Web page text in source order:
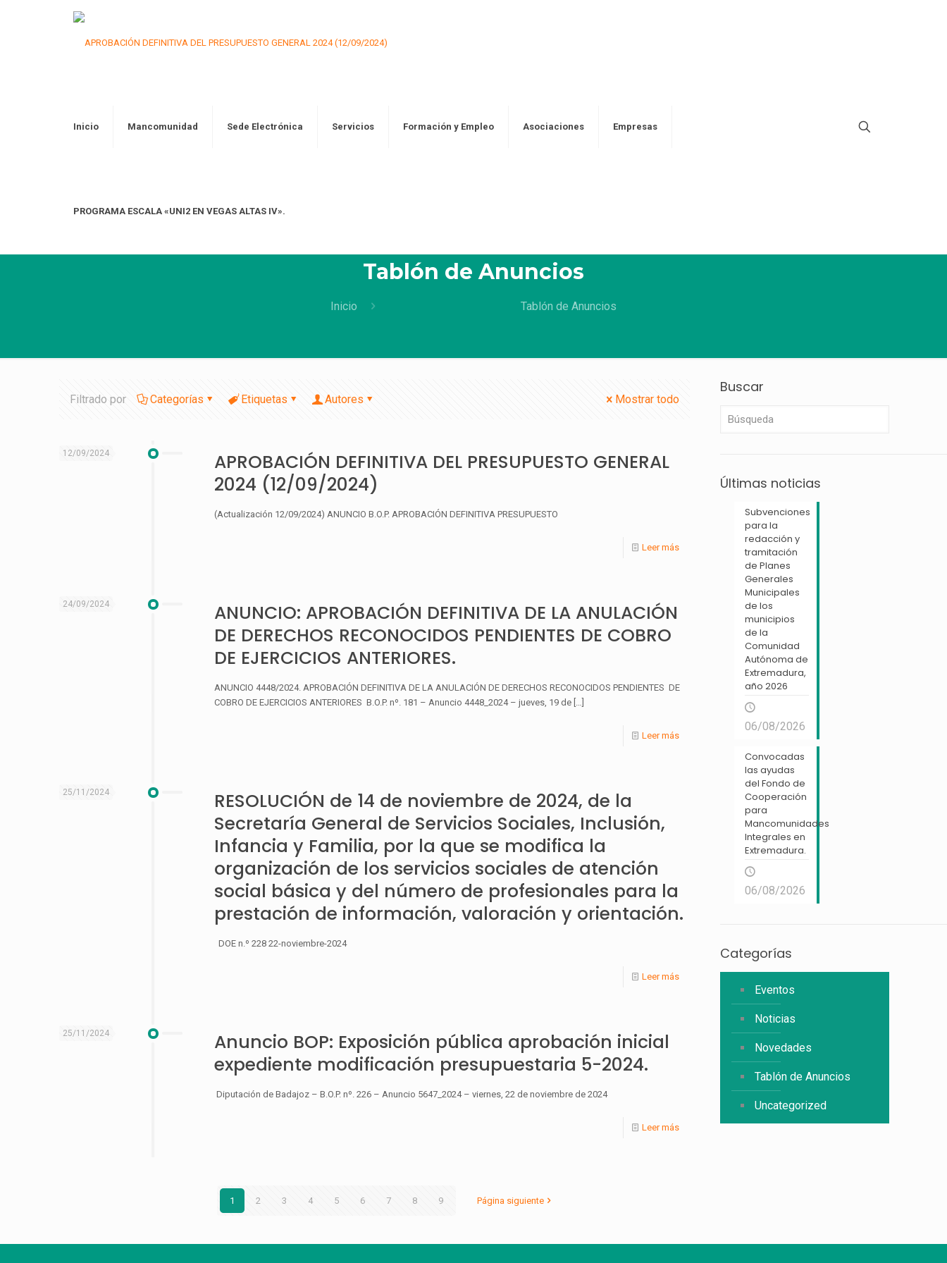
Inicio Mancomunidad Sede Electrónica Servicios Formación y Empleo Asociaciones Empresas
PROGRAMA ESCALA «UNI2 EN VEGAS ALTAS IV».
Tablón de Anuncios
Inicio Tablón de Anuncios
Filtrado por Categorías Etiquetas Autores Mostrar todo
12/09/2024
APROBACIÓN DEFINITIVA DEL PRESUPUESTO GENERAL
2024 (12/09/2024)
(Actualización 12/09/2024) ANUNCIO B.O.P. APROBACIÓN DEFINITIVA PRESUPUESTO
Leer más
24/09/2024
ANUNCIO: APROBACIÓN DEFINITIVA DE LA ANULACIÓN
DE DERECHOS RECONOCIDOS PENDIENTES DE COBRO
DE EJERCICIOS ANTERIORES.
ANUNCIO 4448/2024. APROBACIÓN DEFINITIVA DE LA ANULACIÓN DE DERECHOS RECONOCIDOS PENDIENTES DE
COBRO DE EJERCICIOS ANTERIORES B.O.P. nº. 181 – Anuncio 4448_2024 – jueves, 19 de […]
Leer más
25/11/2024
RESOLUCIÓN de 14 de noviembre de 2024, de la
Secretaría General de Servicios Sociales, Inclusión,
Infancia y Familia, por la que se modifica la
organización de los servicios sociales de atención
social básica y del número de profesionales para la
prestación de información, valoración y orientación.
DOE n.º 228 22-noviembre-2024
Leer más
25/11/2024
Anuncio BOP: Exposición pública aprobación inicial
expediente modificación presupuestaria 5-2024.
Diputación de Badajoz – B.O.P. nº. 226 – Anuncio 5647_2024 – viernes, 22 de noviembre de 2024
Leer más
1 2 3 4 5 6 7 8 9 Página siguiente
Buscar
Últimas noticias
Subvenciones
para la
redacción y
tramitación
de Planes
Generales
Municipales
de los
municipios
de la
Comunidad
Autónoma de
Extremadura,
año 2026
06/08/2026
Convocadas
las ayudas
del Fondo de
Cooperación
para
Mancomunidades
Integrales en
Extremadura.
06/08/2026
Categorías
Eventos
Noticias
Novedades
Tablón de Anuncios
Uncategorized